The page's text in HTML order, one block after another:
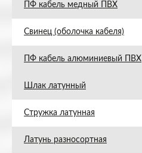
ПФ кабель медный ПВХ
Свинец (оболочка кабеля)
ПФ кабель алюминиевый ПВХ
Шлак латунный
Стружка латунная
Латунь разносортная